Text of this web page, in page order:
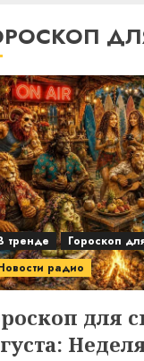
тренде
Гороскоп
радио
для